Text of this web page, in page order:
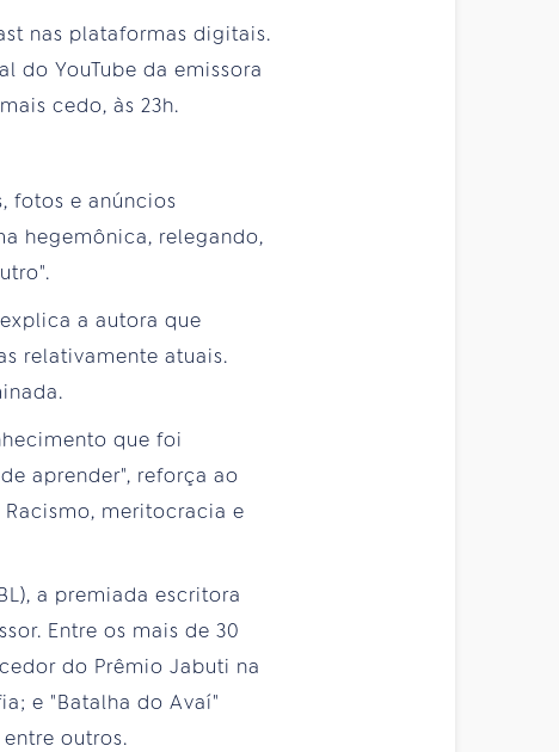
nas plataformas digitais.
do YouTube da emissora
cedo, às 23h.
fotos e anúncios
hegemônica, relegando,
a autora que
relativamente atuais.
que foi
aprender", reforça ao
meritocracia e
a premiada escritora
Entre os mais de 30
do Prêmio Jabuti na
e "Batalha do Avaí"
outros.